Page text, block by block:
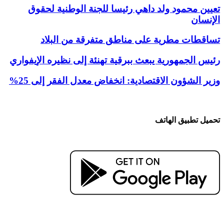
تعيين محمود ولد داهي رئيسا للجنة الوطنية لحقوق
الإنسان
تساقطات مطرية على مناطق متفرقة من البلاد
رئيس الجمهورية يبعث ببرقية تهنئة إلى نظيره الإيفواري
وزير الشؤون الاقتصادية: انخفاض معدل الفقر إلى 25%
تحميل تطبيق الهاتف